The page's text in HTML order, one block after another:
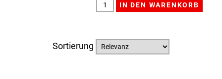
Sortierung